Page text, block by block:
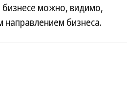
бизнесе можно, видимо,
направлением бизнеса.